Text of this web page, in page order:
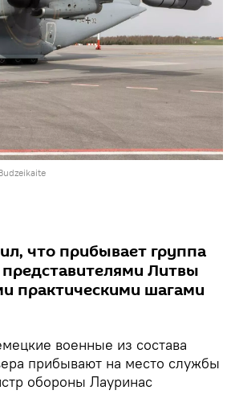
что прибывает группа
Литвы
практическими шагами
военные из состава
прибывают на место службы
обороны Лауринас